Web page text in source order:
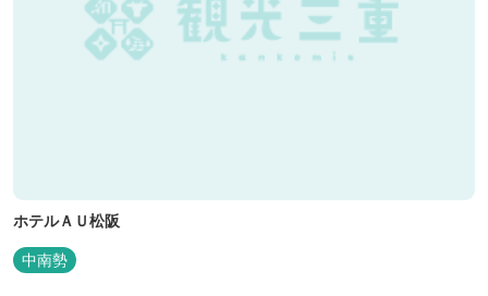
ホテルＡＵ松阪
中南勢